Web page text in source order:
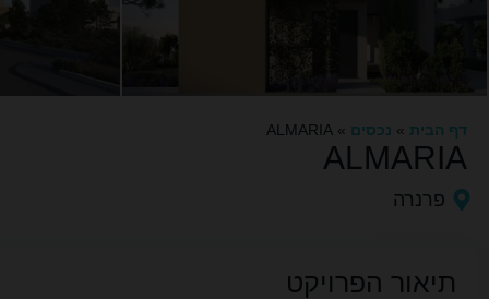
דף הבית » נכסים »
ALMARIA
ALMARIA
פרנרה
תיאור הפרויקט